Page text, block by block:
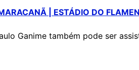
| ESTÁDIO DO
Ganime também pode ser